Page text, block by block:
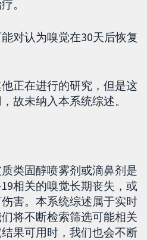
。
对认为嗅觉在30天后恢复
正在进行的研究，但是这
故未纳入本系统综述。
类固醇喷雾剂或滴鼻剂是
相关的嗅觉长期丧失，或
害。本系统综述属于实时
将不断检索筛选可能相关
果可用时，我们也会不断